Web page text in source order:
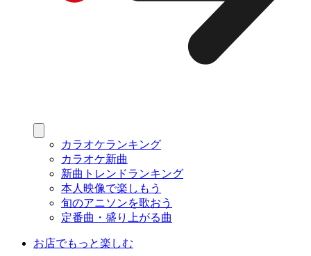
カラオケランキング
カラオケ新曲
新曲トレンドランキング
本人映像で楽しもう
旬のアニソンを歌おう
定番曲・盛り上がる曲
お店でもっと楽しむ